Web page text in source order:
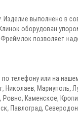
. Изделие выполнено в
оборудован
позволяет
телефону или на
Мариуполь,
Каменское,
Павлоград,